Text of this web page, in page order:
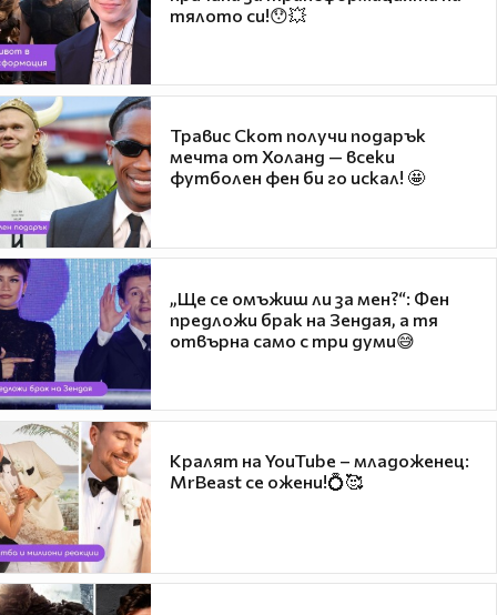
тялото си!😯💥
Травис Скот получи подарък
мечта от Холанд — всеки
футболен фен би го искал! 🤩
„Ще се омъжиш ли за мен?“: Фен
предложи брак на Зендая, а тя
отвърна само с три думи😅
Кралят на YouTube – младоженец:
MrBeast се ожени!💍🥰